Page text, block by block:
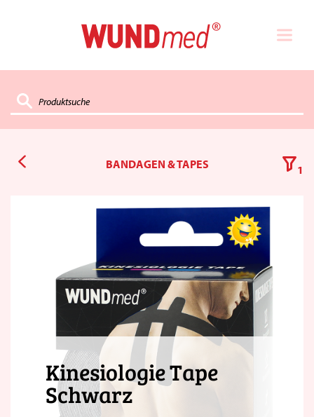
BANDAGEN & TAPES 1
Kinesiologie Tape
Schwarz